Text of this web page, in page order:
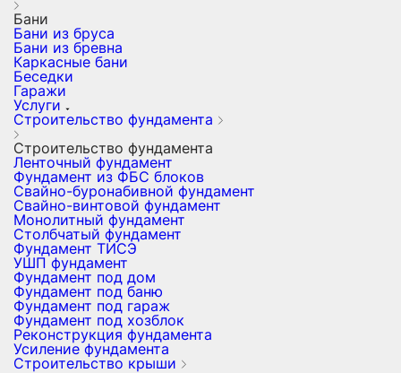
Бани
Бани из бруса
Бани из бревна
Каркасные бани
Беседки
Гаражи
Услуги
Строительство фундамента
Строительство фундамента
Ленточный фундамент
Фундамент из ФБС блоков
Свайно-буронабивной фундамент
Свайно-винтовой фундамент
Монолитный фундамент
Столбчатый фундамент
Фундамент ТИСЭ
УШП фундамент
Фундамент под дом
Фундамент под баню
Фундамент под гараж
Фундамент под хозблок
Реконструкция фундамента
Усиление фундамента
Строительство крыши